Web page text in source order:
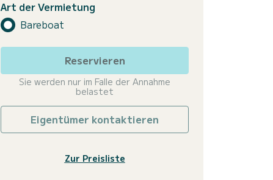
Art der Vermietung
Bareboat
Reservieren
Sie werden nur im Falle der Annahme
belastet
Eigentümer kontaktieren
Zur Preisliste